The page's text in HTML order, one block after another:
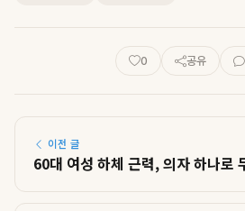
0 공유
이전 글
60대 여성 하체 근력, 의자 하나로